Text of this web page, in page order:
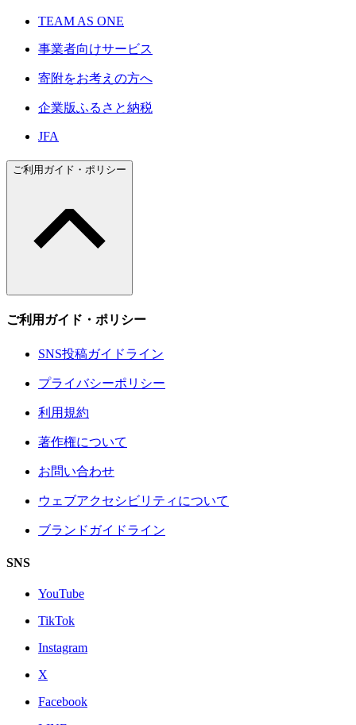
TEAM AS ONE
事業者向けサービス
寄附をお考えの方へ
企業版ふるさと納税
JFA
ご利用ガイド・ポリシー
ご利用ガイド・ポリシー
SNS投稿ガイドライン
プライバシーポリシー
利用規約
著作権について
お問い合わせ
ウェブアクセシビリティについて
ブランドガイドライン
SNS
YouTube
TikTok
Instagram
X
Facebook